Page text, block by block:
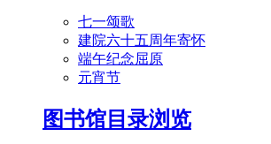
七一颂歌
建院六十五周年寄怀
端午纪念屈原
元宵节
图书馆目录浏览